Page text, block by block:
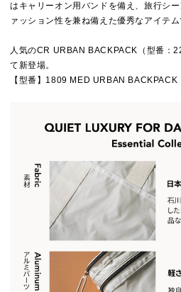
はキャリーオン用バンドを備え、旅行シ
ァッション性を兼ね備えた優秀なアイテム
人気のCR URBAN BACKPACK（型番：
て新登場。
【型番】1809 MED URBAN BACKPACK